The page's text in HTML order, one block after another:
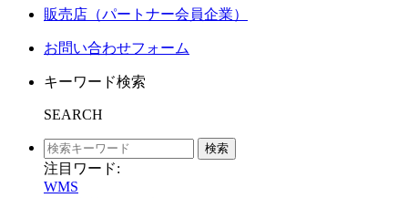
販売店（パートナー会員企業）
お問い合わせフォーム
キーワード検索
SEARCH
検索
注目ワード:
WMS